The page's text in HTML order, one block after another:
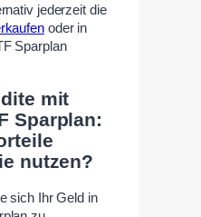
jederzeit die
oder in
Sparplan
mit
Sparplan:
nutzen?
sich Ihr Geld in